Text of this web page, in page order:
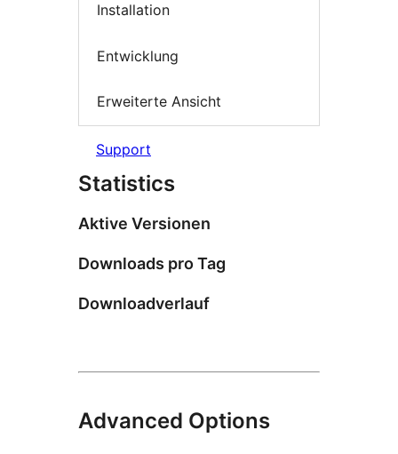
Installation
Entwicklung
Erweiterte Ansicht
Support
Statistics
Aktive Versionen
Downloads pro Tag
Downloadverlauf
Advanced Options